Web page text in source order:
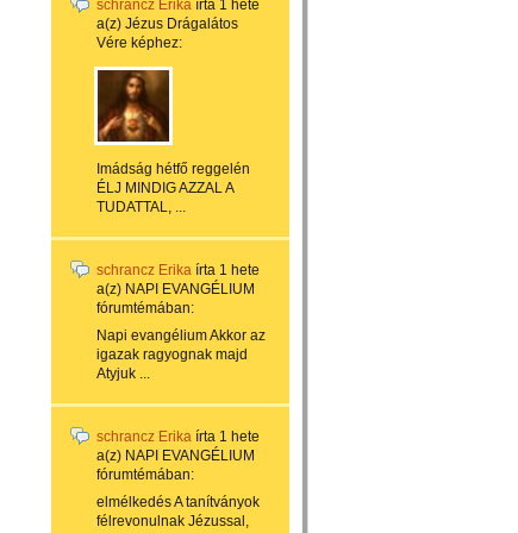
schrancz Erika írta 1 hete
a(z) Jézus Drágalátos
Vére képhez:
Imádság hétfő reggelén
ÉLJ MINDIG AZZAL A
TUDATTAL, ...
schrancz Erika írta 1 hete
a(z) NAPI EVANGÉLIUM
fórumtémában:
Napi evangélium Akkor az
igazak ragyognak majd
Atyjuk ...
schrancz Erika írta 1 hete
a(z) NAPI EVANGÉLIUM
fórumtémában:
elmélkedés A tanítványok
félrevonulnak Jézussal,